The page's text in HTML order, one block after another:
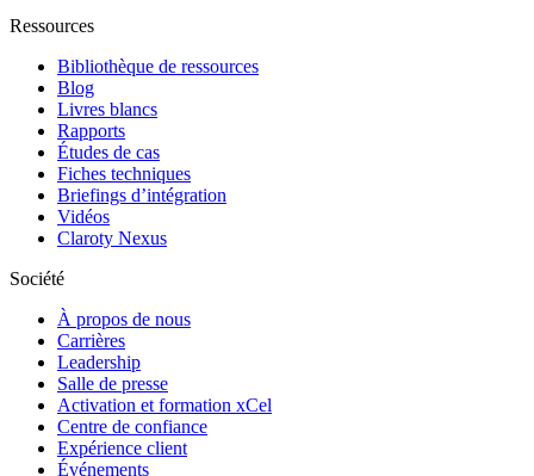
Ressources
Bibliothèque de ressources
Blog
Livres blancs
Rapports
Études de cas
Fiches techniques
Briefings d’intégration
Vidéos
Claroty Nexus
Société
À propos de nous
Carrières
Leadership
Salle de presse
Activation et formation xCel
Centre de confiance
Expérience client
Événements